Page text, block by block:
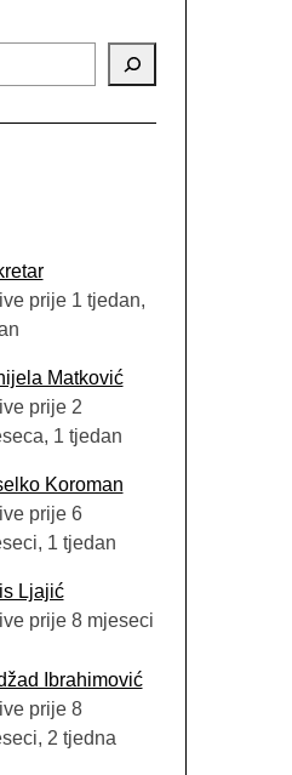
prije 1 tjedan,
Matković
prije 2
1 tjedan
Koroman
prije 6
1 tjedan
Ljajić
prije 8 mjeseci
Ibrahimović
prije 8
2 tjedna